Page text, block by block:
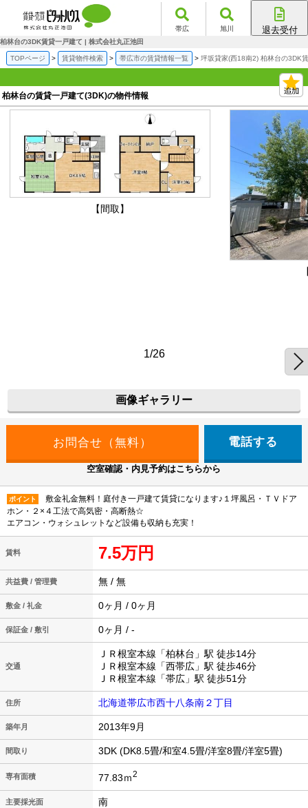
帯広 旭川 退去受付
柏林台の3DK賃貸一戸建て | 株式会社丸正池田
TOPページ 賃貸物件検索 帯広市の賃貸情報一覧 坪坂貸家(西18南2) 柏林台の3DK
柏林台の賃貸一戸建て(3DK)の物件情報
【間取】
1/26
画像ギャラリー
電話する
空室確認・内見予約はこちらから
ポイント
敷金礼金無料！庭付き一戸建て賃貸になります♪１坪風呂・ＴＶドア
ホン・２×４工法で高気密・高断熱☆
エアコン・ウォシュレットなど設備も収納も充実！
賃料 7.5万円
共益費 / 管理費 無 / 無
敷金 / 礼金 0ヶ月 / 0ヶ月
保証金 / 敷引 0ヶ月 / -
交通
ＪＲ根室本線「柏林台」駅 徒歩14分
ＪＲ根室本線「西帯広」駅 徒歩46分
ＪＲ根室本線「帯広」駅 徒歩51分
住所 北海道帯広市西十八条南２丁目
築年月 2013年9月
間取り 3DK (DK8.5畳/和室4.5畳/洋室8畳/洋室5畳)
専有面積 77.83ｍ2
主要採光面 南